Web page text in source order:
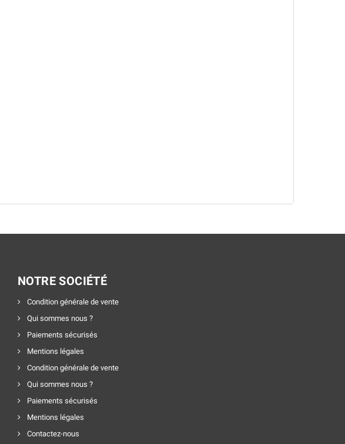
NOTRE SOCIÉTÉ
Condition générale de vente
Qui sommes nous ?
Paiements sécurisés
Mentions légales
Condition générale de vente
Qui sommes nous ?
Paiements sécurisés
Mentions légales
Contactez-nous